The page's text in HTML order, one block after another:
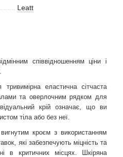
Leatt
співвідношенням ціни і
еластична сітчаста
та оверлочним рядком для
крій означає, що ви
тіла або без неї.
кроєм з використанням
які забезпечують міцність та
в критичних місцях. Шкіряна